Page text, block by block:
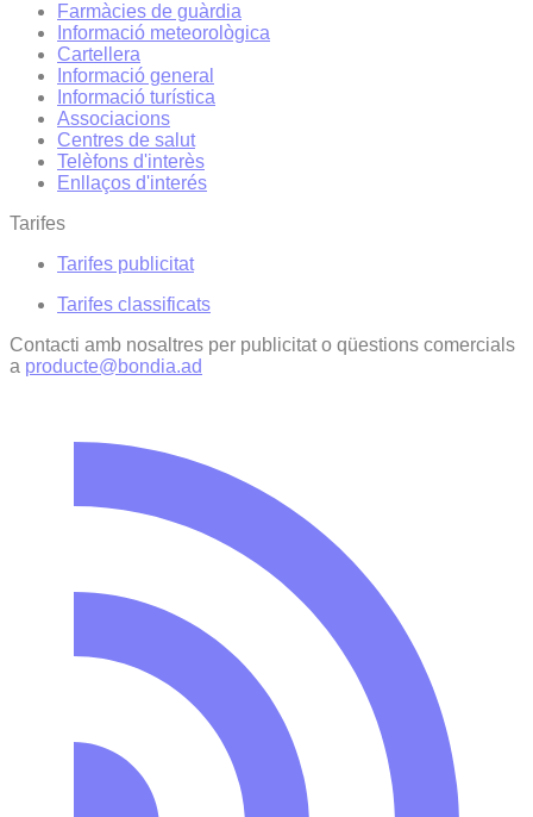
Farmàcies de guàrdia
Informació meteorològica
Cartellera
Informació general
Informació turística
Associacions
Centres de salut
Telèfons d'interès
Enllaços d'interés
Tarifes
Tarifes publicitat
Tarifes classificats
Contacti amb nosaltres per publicitat o qüestions comercials
a producte@bondia.ad